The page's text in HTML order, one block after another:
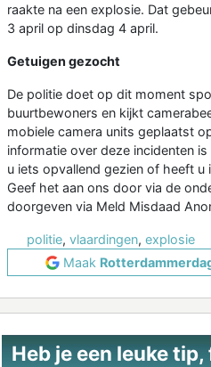
raakte na een explosie. Dat
3 april op dinsdag 4 april.
Getuigen gezocht
De politie doet op dit moment
buurtbewoners en kijkt
mobiele camera units geplaatst
informatie over deze incidenten
u iets opvallend gezien of heeft
Geef het aan ons door via de
doorgeven via Meld Misdaad
politie, vlaardingen, explosie
Maak
Heb je een leuke